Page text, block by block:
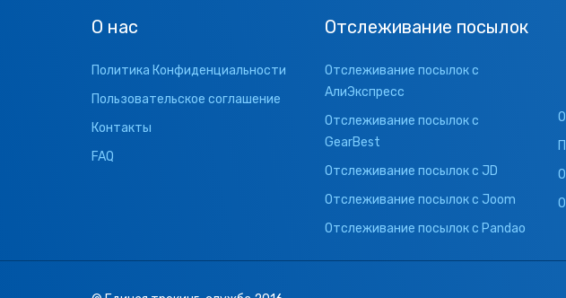
О нас
Политика Конфиденциальности
Пользовательское соглашение
Контакты
FAQ
Отслеживание посылок
Отслеживание посылок с
АлиЭкспресс
Отслеживание посылок с
GearBest
Отслеживание посылок с JD
Отслеживание посылок с Joom
Отслеживание посылок с Pandao